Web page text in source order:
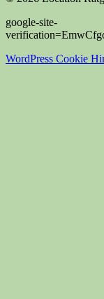
google-site-
WordPress Cookie